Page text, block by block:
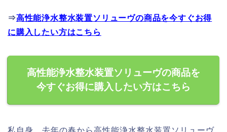
⇒高性能浄水整水装置ソリューヴの商品を今すぐお得
に購入したい方はこちら
高性能浄水整水装置ソリューヴの商品を
今すぐお得に購入したい方はこちら